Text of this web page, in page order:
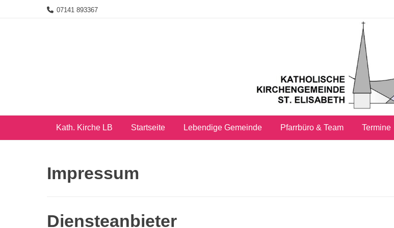
07141 893367
Kath. Kirche LB Startseite Lebendige Gemeinde Pfarrbüro & Team Termine
Impressum
Diensteanbieter